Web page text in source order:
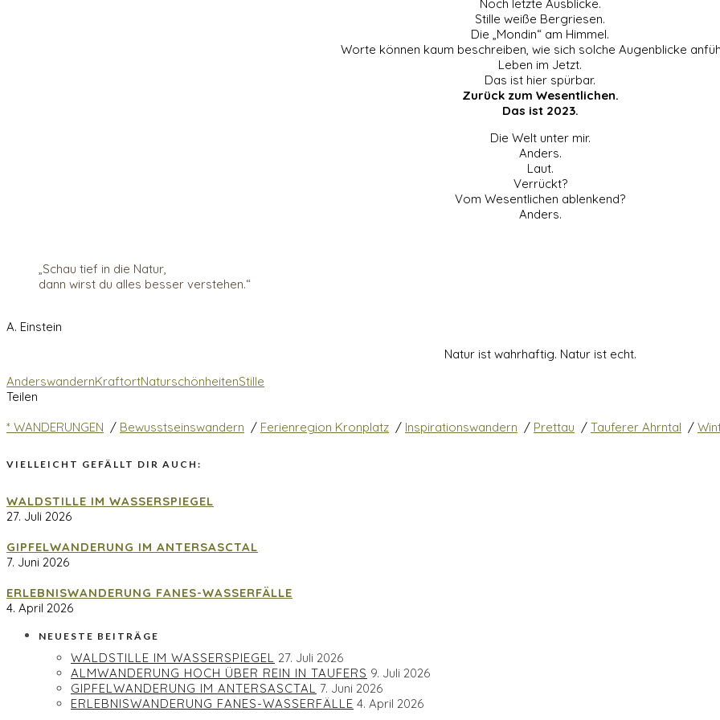
Noch letzte Ausblicke.
Stille weiße Bergriesen.
Die „Mondin“ am Himmel.
Worte können kaum beschreiben, wie sich solche Augenblicke
Leben im Jetzt.
Das ist hier spürbar.
Zurück zum Wesentlichen.
Das ist 2023.
Die Welt unter mir.
Anders.
Laut.
Verrückt?
Vom Wesentlichen ablenkend?
Anders.
„Schau tief in die Natur,
dann wirst du alles besser verstehen.“
A. Einstein
Natur ist wahrhaftig. Natur ist echt.
AnderswandernKraftortNaturschönheitenStille
Teilen
* WANDERUNGEN / Bewusstseinswandern / Ferienregion Kronplatz / Inspirationswandern / Prettau / Tauferer Ahrntal /
VIELLEICHT GEFÄLLT DIR AUCH:
WALDSTILLE IM WASSERSPIEGEL
27. Juli 2026
GIPFELWANDERUNG IM ANTERSASCTAL
7. Juni 2026
ERLEBNISWANDERUNG FANES-WASSERFÄLLE
4. April 2026
NEUESTE BEITRÄGE
WALDSTILLE IM WASSERSPIEGEL 27. Juli 2026
ALMWANDERUNG HOCH ÜBER REIN IN TAUFERS 9. Juli 2026
GIPFELWANDERUNG IM ANTERSASCTAL 7. Juni 2026
ERLEBNISWANDERUNG FANES-WASSERFÄLLE 4. April 2026